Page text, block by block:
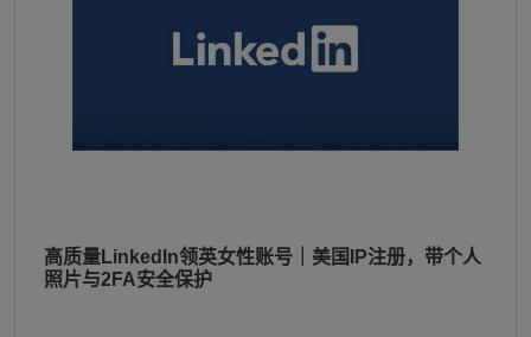
高质量LinkedIn领英女性账号｜美国IP注册，带个人
照片与2FA安全保护